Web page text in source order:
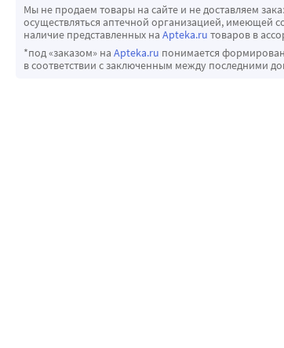
Мы не продаем товары на сайте и не доставляем
осуществляться аптечной организацией, имеющей
наличие представленных на Apteka.ru товаров в
*под «заказом» на Apteka.ru понимается
в соответствии с заключенным между последними